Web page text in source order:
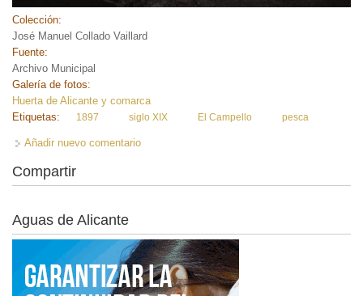
Colección:
José Manuel Collado Vaillard
Fuente:
Archivo Municipal
Galería de fotos:
Huerta de Alicante y comarca
Etiquetas:
1897 siglo XIX El Campello pesca
Añadir nuevo comentario
Compartir
Aguas de Alicante